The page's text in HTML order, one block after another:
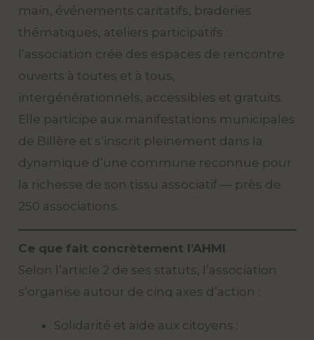
main, événements caritatifs, braderies
thématiques, ateliers participatifs :
l’association crée des espaces de rencontre
ouverts à toutes et à tous,
intergénérationnels, accessibles et gratuits.
Elle participe aux manifestations municipales
de Billère et s’inscrit pleinement dans la
dynamique d’une commune reconnue pour
la richesse de son tissu associatif — près de
250 associations.
Ce que fait concrètement l’AHMI
Selon l’article 2 de ses statuts, l’association
s’organise autour de cinq axes d’action :
Solidarité et aide aux citoyens :